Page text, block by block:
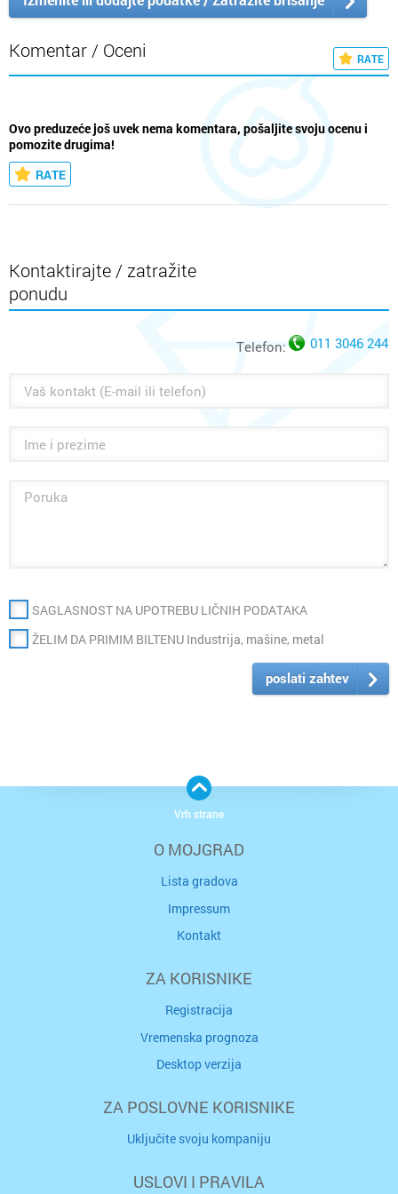
Komentar / Oceni RATE
Ovo preduzeće još uvek nema komentara, pošaljite svoju ocenu i
pomozite drugima!
RATE
Kontaktirajte / zatražite
ponudu
Telefon: 011 3046 244
SAGLASNOST NA UPOTREBU LIČNIH PODATAKA
ŽELIM DA PRIMIM BILTENU Industrija, mašine, metal
poslati zahtev
O MOJGRAD
Lista gradova
Impressum
Kontakt
ZA KORISNIKE
Registracija
Vremenska prognoza
Desktop verzija
ZA POSLOVNE KORISNIKE
Uključite svoju kompaniju
USLOVI I PRAVILA
Vrh strane